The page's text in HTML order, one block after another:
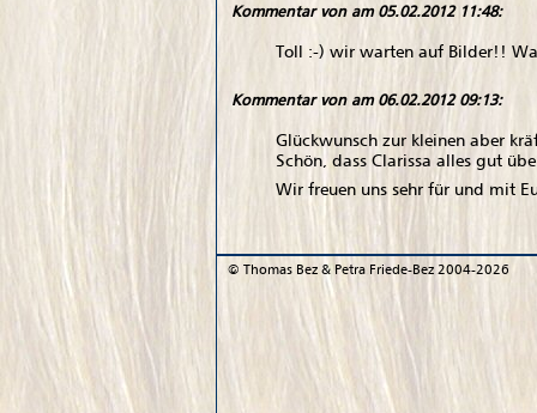
Kommentar von am 05.02.2012 11:48:
Toll :-) wir warten auf Bilder!!
Kommentar von am 06.02.2012 09:13:
Glückwunsch zur kleinen aber
Schön, dass Clarissa alles gut
Wir freuen uns sehr für und mit
© Thomas Bez & Petra Friede-Bez 2004-2026